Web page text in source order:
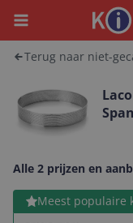
Menu
Terug naar niet-
Alle 2 prijzen en
Meest populaire
Bekijk product